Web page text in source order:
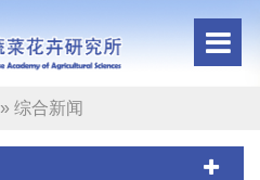
» 综合新闻